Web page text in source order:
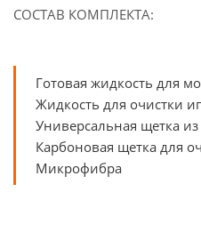
СОСТАВ КОМПЛЕКТА:
Готовая жидкость для
Жидкость для очистки
Универсальная щетка
Карбоновая щетка для
Микрофибра